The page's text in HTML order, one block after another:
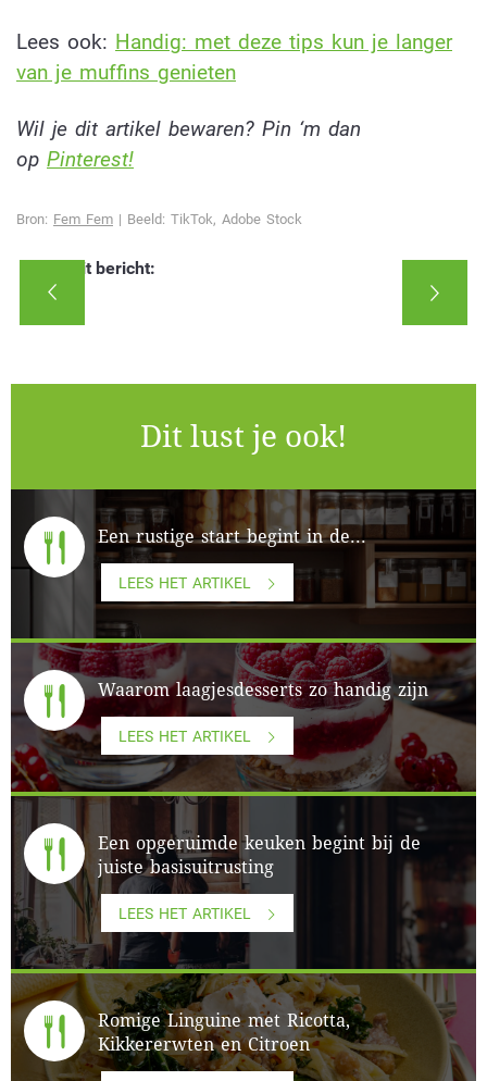
Lees ook: Handig: met deze tips kun je langer
van je muffins genieten
Wil je dit artikel bewaren? Pin ‘m dan
op Pinterest!
Bron: Fem Fem | Beeld: TikTok, Adobe Stock
Deel dit bericht:
Dit lust je ook!
Een rustige start begint in de...
LEES HET ARTIKEL
Waarom laagjesdesserts zo handig zijn
LEES HET ARTIKEL
Een opgeruimde keuken begint bij de
juiste basisuitrusting
LEES HET ARTIKEL
Romige Linguine met Ricotta,
Kikkererwten en Citroen